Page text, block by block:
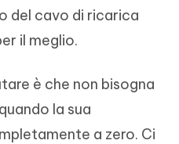
del cavo di ricarica
il meglio.
è che non bisogna
la sua
a zero. Ci